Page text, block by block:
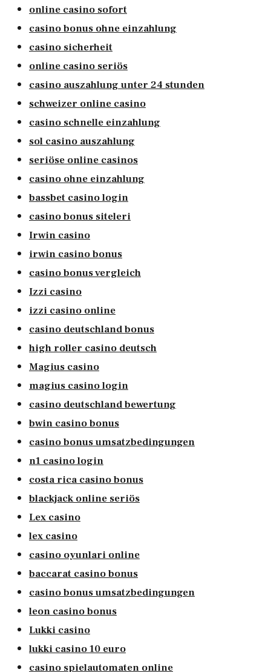
online casino sofort
casino bonus ohne einzahlung
casino sicherheit
online casino seriös
casino auszahlung unter 24 stunden
schweizer online casino
casino schnelle einzahlung
sol casino auszahlung
seriöse online casinos
casino ohne einzahlung
bassbet casino login
casino bonus siteleri
Irwin casino
irwin casino bonus
casino bonus vergleich
Izzi casino
izzi casino online
casino deutschland bonus
high roller casino deutsch
Magius casino
magius casino login
casino deutschland bewertung
bwin casino bonus
casino bonus umsatzbedingungen
n1 casino login
costa rica casino bonus
blackjack online seriös
Lex casino
lex casino
casino oyunlari online
baccarat casino bonus
casino bonus umsatzbedingungen
leon casino bonus
Lukki casino
lukki casino 10 euro
casino spielautomaten online